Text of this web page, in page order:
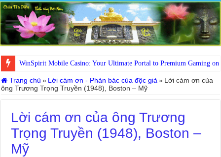
WinSpirit Mobile Casino: Your Ultimate Portal to Premium Gaming on
Trang chủ » Lời cám ơn - Phản bác của độc giả » Lời cám ơn của
ông Trương Trọng Truyền (1948), Boston – Mỹ
Lời cám ơn của ông Trương
Trọng Truyền (1948), Boston –
Mỹ